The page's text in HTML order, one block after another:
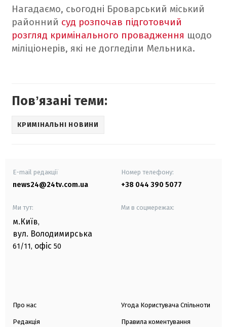
Нагадаємо, сьогодні Броварський міський
районний суд розпочав підготовчий
розгляд кримінального провадження щодо
міліціонерів, які не догледіли Мельника.
Повʼязані теми:
КРИМІНАЛЬНІ НОВИНИ
E-mail редакції
news24@24tv.com.ua
Номер телефону:
+38 044 390 5077
Ми тут:
м.Київ,
вул. Володимирська
61/11, офіс 50
Ми в соцмережах:
Про нас
Редакція
Угода Користувача Спільноти
Правила коментування